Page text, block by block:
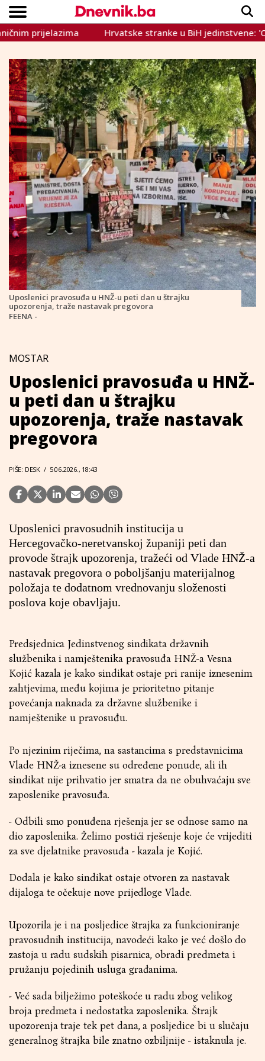
VIJESTI
SPORT
INTERVIEW
TEME
CRNA KRONIKA
LIFESTYLE
Copyright © Dnevnik.ba 2023.
Hrvatske stranke u BiH jedinstvene: 'OHR
Uposlenici pravosuđa u HNŽ-u peti dan u štrajku
upozorenja, traže nastavak pregovora
FEENA -
MOSTAR
Uposlenici pravosuđa u HNŽ-
u peti dan u štrajku
upozorenja, traže nastavak
pregovora
PIŠE: DESK / 5.06.2026., 18:43
Uposlenici pravosudnih institucija u
Hercegovačko-neretvanskoj županiji peti dan
provode štrajk upozorenja, tražeći od Vlade HNŽ-a
nastavak pregovora o poboljšanju materijalnog
položaja te dodatnom vrednovanju složenosti
poslova koje obavljaju.
Predsjednica Jedinstvenog sindikata državnih
službenika i namještenika pravosuđa HNŽ-a Vesna
Kojić kazala je kako sindikat ostaje pri ranije iznesenim
zahtjevima, među kojima je prioritetno pitanje
povećanja naknada za državne službenike i
namještenike u pravosuđu.
Po njezinim riječima, na sastancima s predstavnicima
Vlade HNŽ-a iznesene su određene ponude, ali ih
sindikat nije prihvatio jer smatra da ne obuhvaćaju sve
zaposlenike pravosuđa.
- Odbili smo ponuđena rješenja jer se odnose samo na
dio zaposlenika. Želimo postići rješenje koje će vrijediti
za sve djelatnike pravosuđa - kazala je Kojić.
Dodala je kako sindikat ostaje otvoren za nastavak
dijaloga te očekuje nove prijedloge Vlade.
Upozorila je i na posljedice štrajka za funkcioniranje
pravosudnih institucija, navodeći kako je već došlo do
zastoja u radu sudskih pisarnica, obradi predmeta i
pružanju pojedinih usluga građanima.
- Već sada bilježimo poteškoće u radu zbog velikog
broja predmeta i nedostatka zaposlenika. Štrajk
upozorenja traje tek pet dana, a posljedice bi u slučaju
generalnog štrajka bile znatno ozbiljnije - istaknula je.